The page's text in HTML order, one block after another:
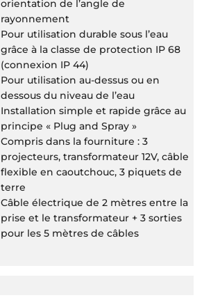
orientation de l’angle de
rayonnement
Pour utilisation durable sous l’eau
grâce à la classe de protection IP 68
(connexion IP 44)
Pour utilisation au-dessus ou en
dessous du niveau de l’eau
Installation simple et rapide grâce au
principe « Plug and Spray »
Compris dans la fourniture : 3
projecteurs, transformateur 12V, câble
flexible en caoutchouc, 3 piquets de
terre
Câble électrique de 2 mètres entre la
prise et le transformateur + 3 sorties
pour les 5 mètres de câbles